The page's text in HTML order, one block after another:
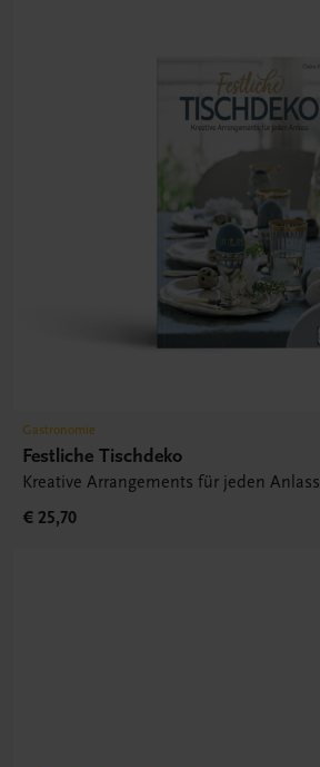
Gastronomie
Festliche Tischdeko
Kreative Arrangements für jeden Anlass
€ 25,70